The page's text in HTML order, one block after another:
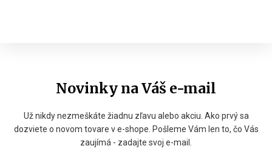
Novinky na Váš e-mail
Už nikdy nezmeškáte žiadnu zľavu alebo akciu. Ako prvý sa
dozviete o novom tovare v e-shope. Pošleme Vám len to, čo Vás
zaujímá - zadajte svoj e-mail.